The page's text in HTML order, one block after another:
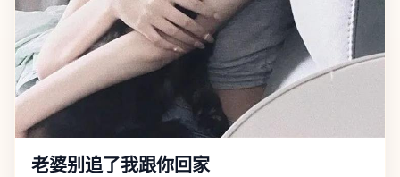
老婆别追了我跟你回家